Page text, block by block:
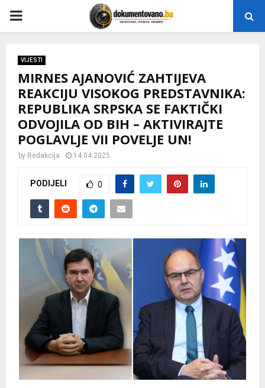
P
M
A
M
N
VIJESTI
MIRNES AJANOVIĆ ZAHTIJEVA
REAKCIJU VISOKOG PREDSTAVNIKA:
REPUBLIKA SRPSKA SE FAKTIČKI
ODVOJILA OD BIH – AKTIVIRAJTE
POGLAVLJE VII POVELJE UN!
by Redakcija 14.04.2025
PODIJELI 0